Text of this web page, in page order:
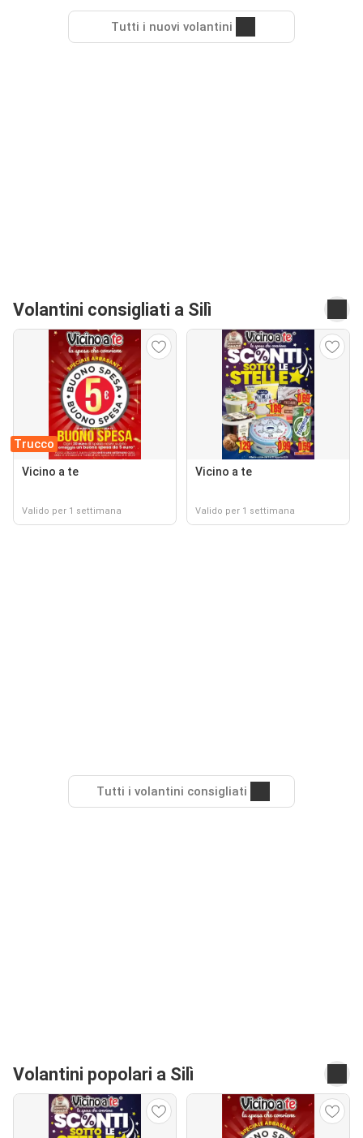
Tutti i nuovi volantini
Volantini consigliati a Silì
Trucco
Vicino a te
Valido per 1 settimana
Vicino a te
Valido per 1 settimana
Tutti i volantini consigliati
Volantini popolari a Silì